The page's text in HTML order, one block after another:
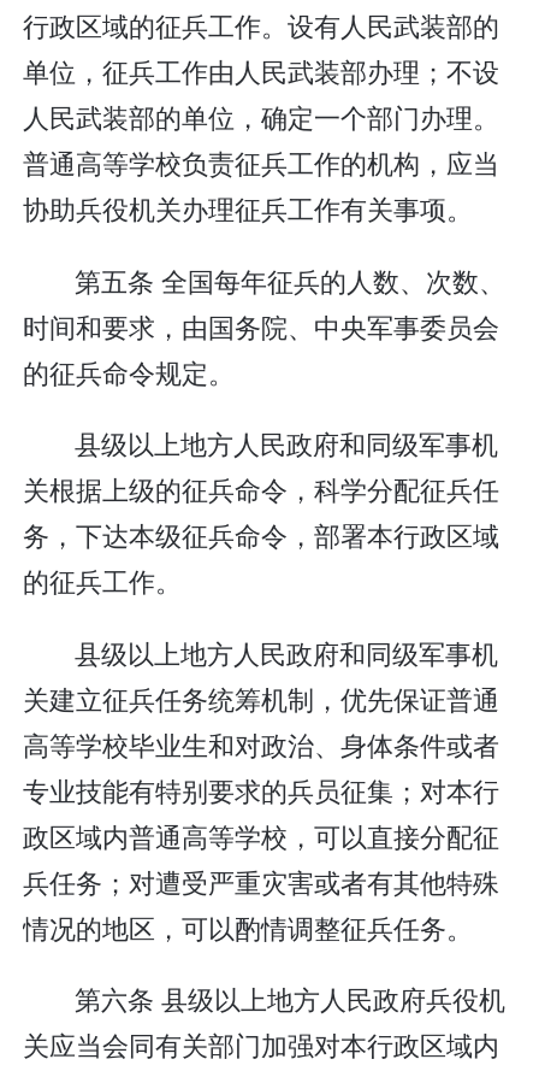
行政区域的征兵工作。设有人民武装部的
单位，征兵工作由人民武装部办理；不设
人民武装部的单位，确定一个部门办理。
普通高等学校负责征兵工作的机构，应当
协助兵役机关办理征兵工作有关事项。
第五条 全国每年征兵的人数、次数、
时间和要求，由国务院、中央军事委员会
的征兵命令规定。
县级以上地方人民政府和同级军事机
关根据上级的征兵命令，科学分配征兵任
务，下达本级征兵命令，部署本行政区域
的征兵工作。
县级以上地方人民政府和同级军事机
关建立征兵任务统筹机制，优先保证普通
高等学校毕业生和对政治、身体条件或者
专业技能有特别要求的兵员征集；对本行
政区域内普通高等学校，可以直接分配征
兵任务；对遭受严重灾害或者有其他特殊
情况的地区，可以酌情调整征兵任务。
第六条 县级以上地方人民政府兵役机
关应当会同有关部门加强对本行政区域内